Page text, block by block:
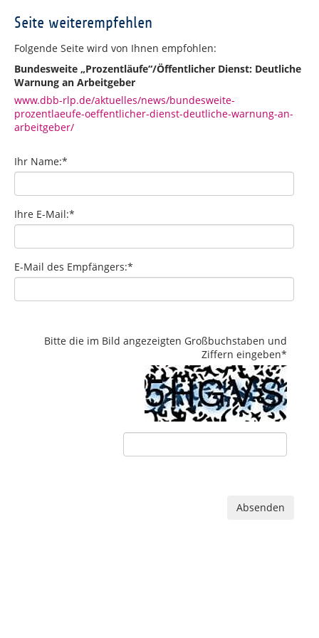
Seite weiterempfehlen
Folgende Seite wird von Ihnen empfohlen:
Bundesweite „Prozentläufe“/Öffentlicher Dienst: Deutliche
Warnung an Arbeitgeber
www.dbb-rlp.de/aktuelles/news/bundesweite-
prozentlaeufe-oeffentlicher-dienst-deutliche-warnung-an-
arbeitgeber/
Ihr Name:*
Ihre E-Mail:*
E-Mail des Empfängers:*
Bitte die im Bild angezeigten Großbuchstaben und
Ziffern eingeben*
Absenden